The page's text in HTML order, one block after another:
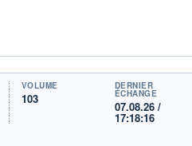
VOLUME
103
DERNIER
ÉCHANGE
07.08.26 /
17:18:16